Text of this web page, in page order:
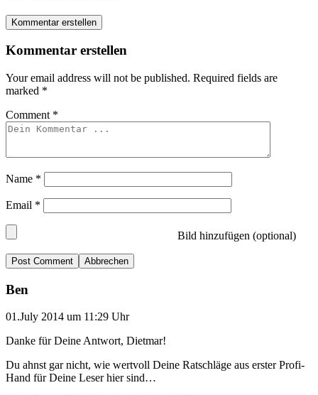
Kommentar erstellen
Kommentar erstellen
Your email address will not be published. Required fields are
marked *
Comment *
Name *
Email *
Bild hinzufügen (optional)
Abbrechen
Ben
01.July 2014 um 11:29 Uhr
Danke für Deine Antwort, Dietmar!
Du ahnst gar nicht, wie wertvoll Deine Ratschläge aus erster Profi-
Hand für Deine Leser hier sind…